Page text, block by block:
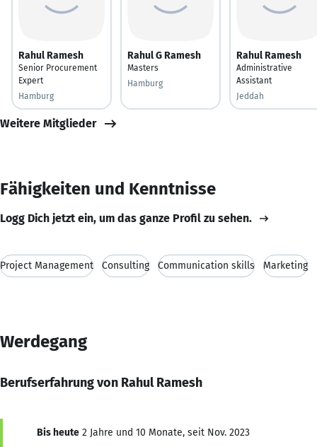
Rahul Ramesh
Senior Procurement
Expert
Hamburg
Rahul G Ramesh
Masters
Hamburg
Rahul Ramesh
Administrative
Assistant
Jeddah
Weitere Mitglieder
Fähigkeiten und Kenntnisse
Logg Dich jetzt ein, um das ganze Profil zu sehen.
Project Management Consulting Communication skills Marketing
Werdegang
Berufserfahrung von Rahul Ramesh
Bis heute 2 Jahre und 10 Monate, seit Nov. 2023